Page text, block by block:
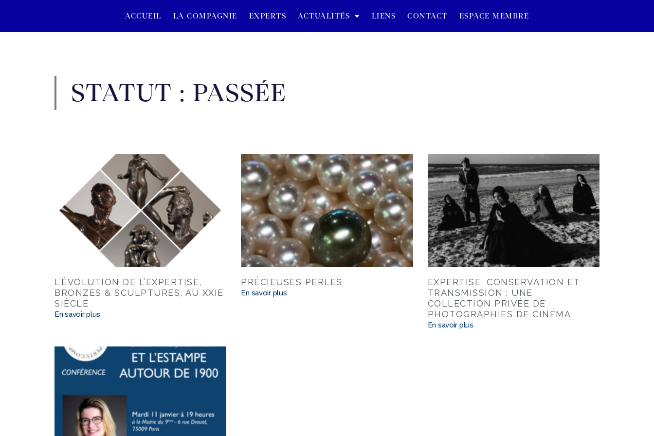
ACCUEIL LA COMPAGNIE EXPERTS ACTUALITÉS LIENS CONTACT ESPACE MEMBRE
STATUT : PASSÉE
L’ÉVOLUTION DE L’EXPERTISE,
BRONZES & SCULPTURES, AU XXIE
SIÈCLE
En savoir plus
PRÉCIEUSES PERLES
En savoir plus
EXPERTISE, CONSERVATION ET
TRANSMISSION : UNE
COLLECTION PRIVÉE DE
PHOTOGRAPHIES DE CINÉMA
En savoir plus